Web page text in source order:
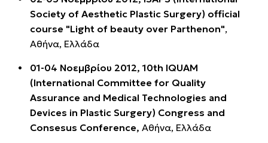
Society of Aesthetic Plastic Surgery) official
course "Light of beauty over Parthenon",
Αθήνα, Ελλάδα
01-04 Νοεμβρίου 2012, 10th IQUAM
(International Committee for Quality
Assurance and Medical Technologies and
Devices in Plastic Surgery) Congress and
Consesus Conference, Αθήνα, Ελλάδα